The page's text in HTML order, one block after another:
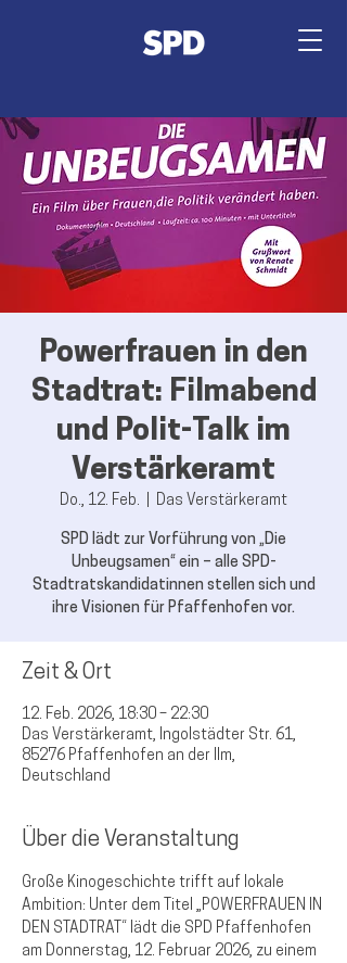
Powerfrauen in den
Stadtrat: Filmabend
und Polit-Talk im
Verstärkeramt
Do., 12. Feb. Das Verstärkeramt
SPD lädt zur Vorführung von „Die
Unbeugsamen“ ein – alle SPD-
Stadtratskandidatinnen stellen sich und
ihre Visionen für Pfaffenhofen vor.
Zeit & Ort
12. Feb. 2026, 18:30 – 22:30
Das Verstärkeramt, Ingolstädter Str. 61,
85276 Pfaffenhofen an der Ilm,
Deutschland
Über die Veranstaltung
Große Kinogeschichte trifft auf lokale
Ambition: Unter dem Titel „POWERFRAUEN IN
DEN STADTRAT“
lädt die SPD Pfaffenhofen
am Donnerstag, 12. Februar 2026, zu einem